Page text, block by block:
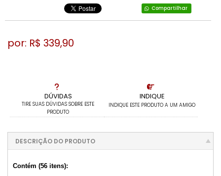
Compartilhar
DÚVIDAS
TIRE SUAS DÚVIDAS SOBRE ESTE
PRODUTO
INDIQUE
INDIQUE ESTE PRODUTO A UM AMIGO
por: R$ 339,90
DESCRIÇÃO DO PRODUTO
Contém (56 itens):